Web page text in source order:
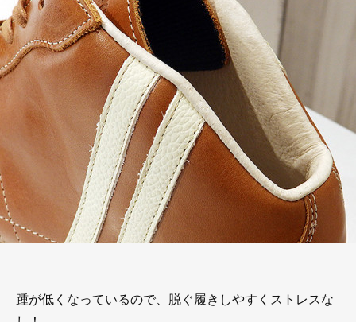
踵が低くなっているので、脱ぐ履きしやすくストレスな